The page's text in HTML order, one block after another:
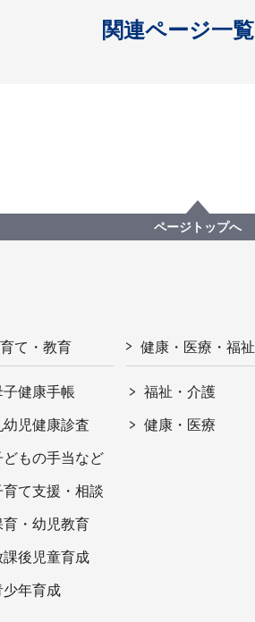
関連ページ一覧
開く
ページトップへ
て・教育
子健康手帳
幼児健康診査
どもの手当など
育て支援・相談
育・幼児教育
課後児童育成
少年育成
健康・医療・福祉
福祉・介護
健康・医療